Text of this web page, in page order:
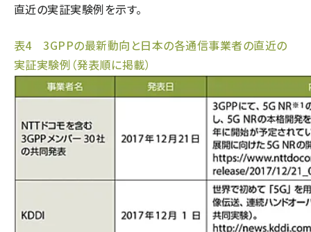
直近の実証実験例を示す。
表4 3GPPの最新動向と日本の各通信事業者の直近の
実証実験例（発表順に掲載）